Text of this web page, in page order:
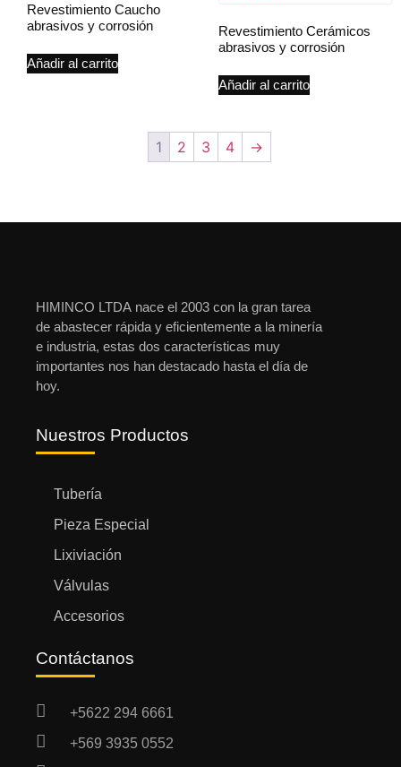
Revestimiento Caucho
abrasivos y corrosión
Añadir al carrito
Revestimiento Cerámicos
abrasivos y corrosión
Añadir al carrito
1 2 3 4 →
HIMINCO LTDA nace el 2003 con la gran tarea
de abastecer rápida y eficientemente a la minería
e industria, estas dos características muy
importantes nos han destacado hasta el día de
hoy.
Nuestros Productos
Tubería
Pieza Especial
Lixiviación
Válvulas
Accesorios
Contáctanos
+5622 294 6661
+569 3935 0552